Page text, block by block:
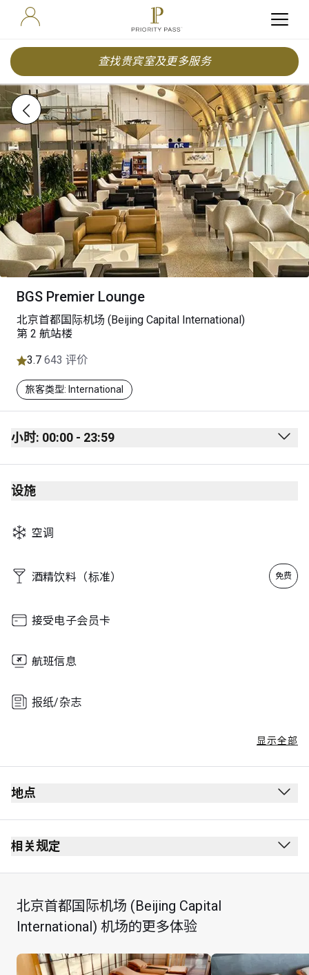
查找贵宾室及更多服务
BGS Premier Lounge
北京首都国际机场 (Beijing Capital International)
第 2 航站楼
3.7 643 评价
旅客类型: International
小时: 00:00 - 23:59
Monday 00:00 - 23:59
Tuesday
Thursday
Friday 00:00 - 23:59
Sunday
设施
空调
酒精饮料（标准） 免费
接受电子会员卡
航班信息
报纸/杂志
显示全部
地点
相关规定
北京首都国际机场 (Beijing Capital
International) 机场的更多体验